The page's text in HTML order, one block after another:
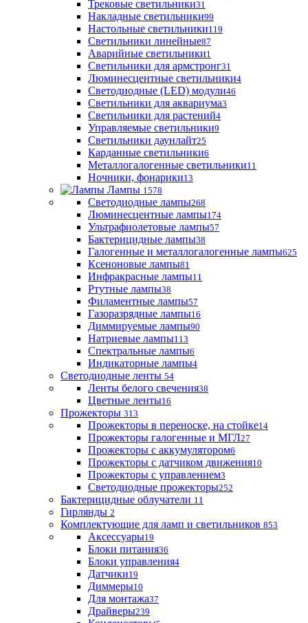
Трековые светильники31
Накладные светильники99
Настольные светильники119
Светильники линейные87
Аварийные светильники1
Светильники для армстронг31
Люминесцентные светильники4
Светодиодные (LED) модули46
Светильники для аквариума3
Светильники для растений4
Управляемые светильники9
Светильники даунлайт25
Карданные светильники6
Металлогалогенные светильники11
Ночники, фонарики13
Лампы 1578
Светодиодные лампы268
Люминесцентные лампы174
Ультрафиолетовые лампы57
Бактерицидные лампы38
Галогенные и металлогалогенные лампы625
Ксеноновые лампы81
Инфракрасные лампы11
Ртутные лампы38
Филаментные лампы57
Газоразрядные лампы16
Диммируемые лампы90
Натриевые лампы113
Спектральные лампы6
Индикаторные лампы4
Светодиодные ленты 54
Ленты белого свечения38
Цветные ленты16
Прожекторы 313
Прожекторы в переноске, на стойке14
Прожекторы галогенные и МГЛ27
Прожекторы с аккумулятором6
Прожекторы с датчиком движения10
Прожекторы с управлением3
Светодиодные прожекторы252
Бактерицидные облучатели 11
Гирлянды 2
Комплектующие для ламп и светильников 853
Аксессуары19
Блоки питания36
Блоки управления4
Датчики19
Диммеры10
Для монтажа37
Драйверы239